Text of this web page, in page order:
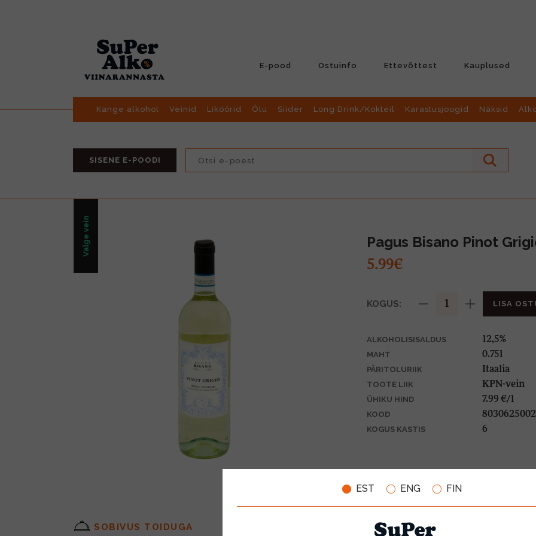
EST ENG FIN
E-pood Ostuinfo Ettevõttest Kauplused
Kange alkohol Veinid Liköörid Õlu Siider Long Drink/Kokteil Karastusjoogid Näksid
SISENE E-POODI
Valge vein Pagus Bisano Pinot
5.99€
KOGUS: LISA
ALKOHOLISISALDUS 12,5%
MAHT 0.75l
PÄRITOLURIIK Itaalia
TOOTE LIIK KPN-vein
ÜHIKU HIND 7.99 €/l
KOOD
KOGUS KASTIS 6
SOBIVUS TOIDUGA VIINAMARJAD